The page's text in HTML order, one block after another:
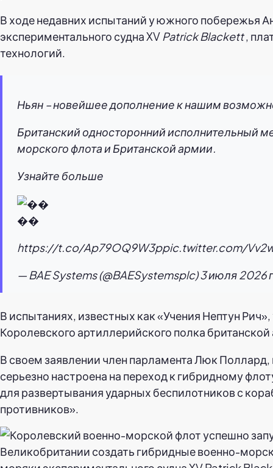
В ходе недавних испытаний у южного побережья
экспериментального судна XV Patrick Blackett,
технологий.
Ньян – новейшее дополнение к нашим
Британский односторонний исполнительный
морского флота и Британской армии.
Узнайте больше
��
https://t.co/Ap79OQ9W3ppic.twitter.com/
— BAE Systems (@BAESystemsplc) 3 июля 2026
В испытаниях, известных как «Учения Нептун
Королевского артиллерийского полка
В своем заявлении член парламента Люк
серьезно настроена на переход к гибридному
для развертывания ударных беспилотников с
противников».